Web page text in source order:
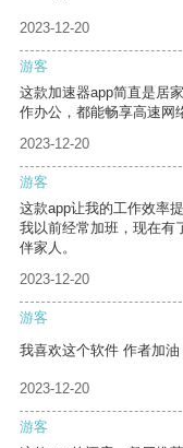
2023-12-20
游客
这款加速器app简直是居
作办公，都能畅享高速网
2023-12-20
游客
这款app让我的工作效率
我以前经常加班，现在有
伴家人。
2023-12-20
游客
我喜欢这个软件 作者加油
2023-12-20
游客